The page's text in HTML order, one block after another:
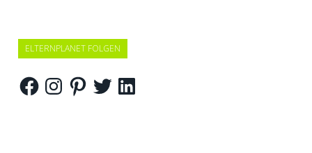
ELTERNPLANET FOLGEN
FacebookInstagramPinterestTwitterLinkedIn